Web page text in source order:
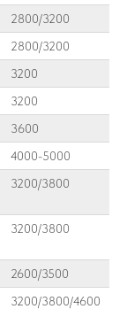
2800/3200
2800/3200
3200
3200
3600
4000-5000
3200/3800
3200/3800
2600/3500
3200/3800/4600